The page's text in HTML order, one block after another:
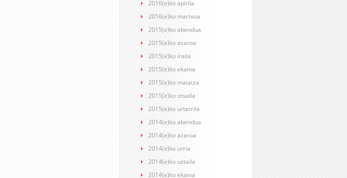
2016(e)ko apirila
2016(e)ko martxoa
2015(e)ko abendua
2015(e)ko azaroa
2015(e)ko iraila
2015(e)ko ekaina
2015(e)ko maiatza
2015(e)ko otsaila
2015(e)ko urtarrila
2014(e)ko abendua
2014(e)ko azaroa
2014(e)ko urria
2014(e)ko uztaila
2014(e)ko ekaina